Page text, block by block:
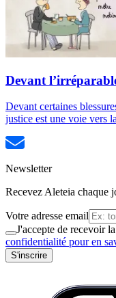
Devant
Devant certaines
justice est une voie vers
Newsletter
Recevez Aleteia chaque
Votre adresse email
J'accepte de recevoir
confidentialité pour en
S'inscrire